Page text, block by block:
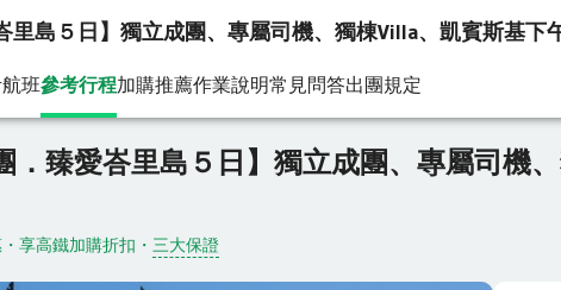
里島５日】獨立成團、專屬司機、獨棟Villa、凱賓斯基下
班參考行程加購推薦作業說明常見問答出團規定
秋冬暖心獻禮♯【專屬小包團．臻愛峇里島５日】獨立成團、專屬司機、獨
．臻愛峇里島５日】獨立成團、專屬司機
・ 享高鐵加購折扣 ・ 三大保證